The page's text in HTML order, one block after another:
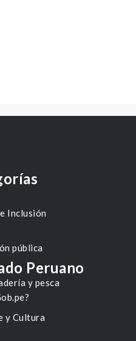
Inclusión
pública
y pesca
y Cultura
Peruano